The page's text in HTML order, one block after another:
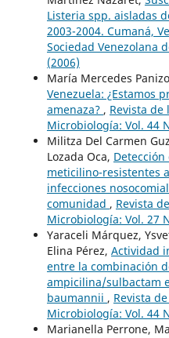
Listeria spp. aisladas
2003-2004. Cumaná,
Sociedad Venezolana
(2006)
María Mercedes
Venezuela: ¿Estamos
amenaza? , Revista de
Microbiología: Vol. 44
Militza Del Carmen
Lozada Oca,
meticilino-resistentes
infecciones
comunidad , Revista
Microbiología: Vol. 27
Yaraceli Márquez,
Elina Pérez, Actividad
entre la combinación
ampicilina/sulbactam
baumannii , Revista
Microbiología: Vol. 44
Marianella Perrone,